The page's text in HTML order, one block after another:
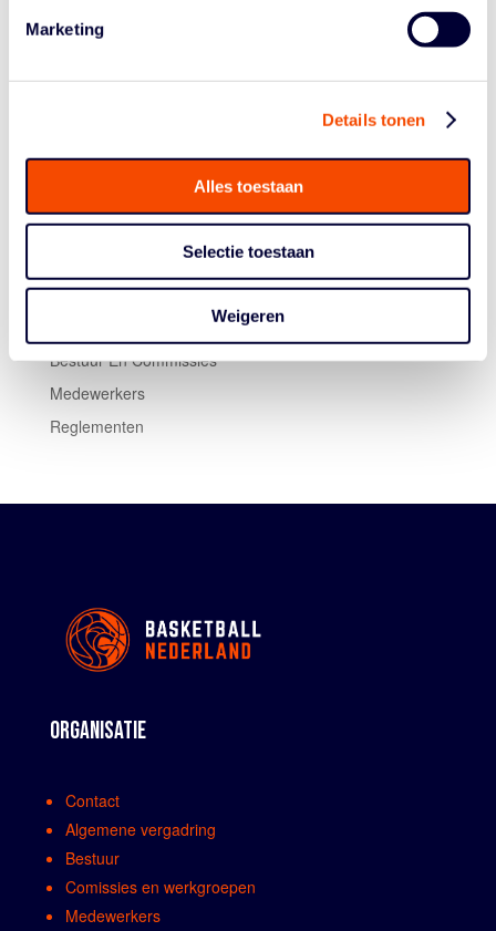
Marketing
Details tonen
Alles toestaan
Selectie toestaan
Weigeren
Bij de Lions eindigde Thijn Zevenhek na een knappe
game ook met 22, gevolgd door Michail Kapoglou met
Historie
Bestuur En Commissies
Medewerkers
Reglementen
ORGANISATIE
Contact
Algemene vergadring
Bestuur
Comissies en werkgroepen
Medewerkers